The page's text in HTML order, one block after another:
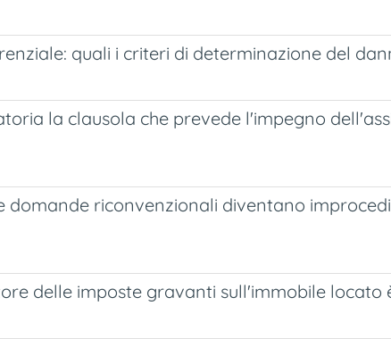
quali i criteri di determinazione del
la clausola che prevede l'impegno
domande riconvenzionali diventano
delle imposte gravanti sull'immobile locato